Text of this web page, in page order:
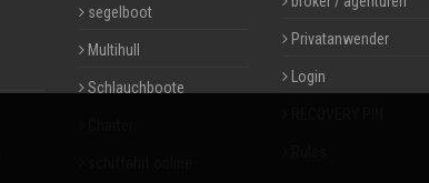
segelboot
Multihull
Schlauchboote
Privatanwender
Login